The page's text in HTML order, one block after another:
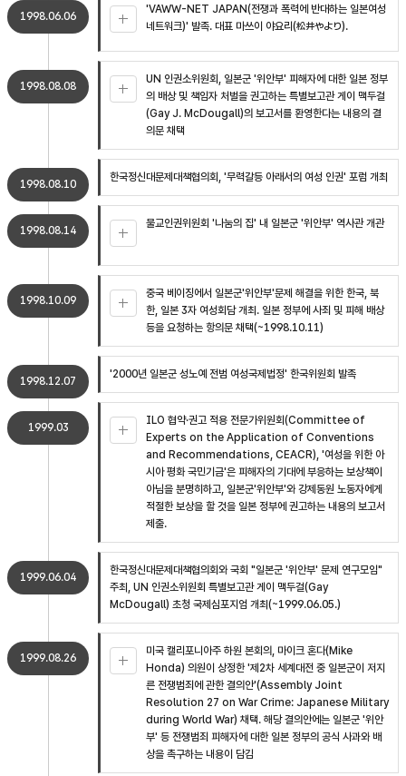
1998.06.06
'VAWW-NET JAPAN(전쟁과 폭력에 반대하는 일본여성
네트워크)' 발족. 대표 마쓰이 야요리(松井やより).
1998.08.08
UN 인권소위원회, 일본군 '위안부' 피해자에 대한 일본 정부
의 배상 및 책임자 처벌을 권고하는 특별보고관 게이 맥두걸
(Gay J. McDougall)의 보고서를 환영한다는 내용의 결
의문 채택
1998.08.10
한국정신대문제대책협의회, '무력갈등 아래서의 여성 인권' 포럼 개최
1998.08.14
불교인권위원회 '나눔의 집' 내 일본군 '위안부' 역사관 개관
1998.10.09
중국 베이징에서 일본군'위안부'문제 해결을 위한 한국, 북
한, 일본 3자 여성회담 개최. 일본 정부에 사죄 및 피해 배상
등을 요청하는 항의문 채택(~1998.10.11)
1998.12.07
'2000년 일본군 성노예 전범 여성국제법정' 한국위원회 발족
1999.03
ILO 협약·권고 적용 전문가위원회(Committee of
Experts on the Application of Conventions
and Recommendations, CEACR), '여성을 위한 아
시아 평화 국민기금'은 피해자의 기대에 부응하는 보상책이
아님을 분명히하고, 일본군'위안부'와 강제동원 노동자에게
적절한 보상을 할 것을 일본 정부에 권고하는 내용의 보고서
제출.
1999.06.04
한국정신대문제대책협의회와 국회 "일본군 '위안부' 문제 연구모임"
주최, UN 인권소위원회 특별보고관 게이 맥두걸(Gay
McDougall) 초청 국제심포지엄 개최(~1999.06.05.)
1999.08.26
미국 캘리포니아주 하원 본회의, 마이크 혼다(Mike
Honda) 의원이 상정한 '제2차 세계대전 중 일본군이 저지
른 전쟁범죄에 관한 결의안'(Assembly Joint
Resolution 27 on War Crime: Japanese Military
during World War) 채택. 해당 결의안에는 일본군 '위안
부' 등 전쟁범죄 피해자에 대한 일본 정부의 공식 사과와 배
상을 촉구하는 내용이 담김